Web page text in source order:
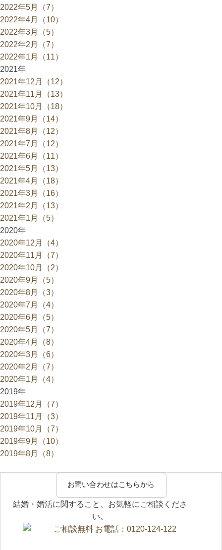
2022年5月（7）
2022年4月（10）
2022年3月（5）
2022年2月（7）
2022年1月（11）
2021年
2021年12月（12）
2021年11月（13）
2021年10月（18）
2021年9月（14）
2021年8月（12）
2021年7月（12）
2021年6月（11）
2021年5月（13）
2021年4月（18）
2021年3月（16）
2021年2月（13）
2021年1月（5）
2020年
2020年12月（4）
2020年11月（7）
2020年10月（2）
2020年9月（5）
2020年8月（3）
2020年7月（4）
2020年6月（5）
2020年5月（7）
2020年4月（8）
2020年3月（6）
2020年2月（7）
2020年1月（4）
2019年
2019年12月（7）
2019年11月（3）
2019年10月（7）
2019年9月（10）
2019年8月（8）
お問い合わせはこちらから
結婚・婚活に関すること、お気軽にご相談くださ
い。